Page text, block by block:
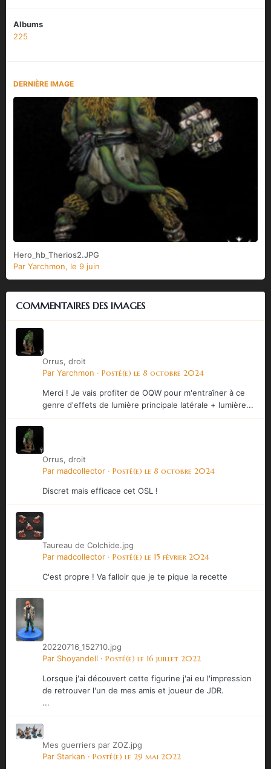
Albums
225
DERNIÈRE IMAGE
Hero_hb_Therios2.JPG
Par Yarchmon, le 9 juin
COMMENTAIRES DES IMAGES
Orrus, droit
Par Yarchmon · Posté(e) le 8 octobre 2024
Merci ! Je vais profiter de OQW pour m'entraîner à ce
genre d'effets de lumière principale latérale + lumière...
Orrus, droit
Par madcollector · Posté(e) le 8 octobre 2024
Discret mais efficace cet OSL !
Taureau de Colchide.jpg
Par madcollector · Posté(e) le 15 février 2024
C'est propre ! Va falloir que je te pique la recette
20220716_152710.jpg
Par Shoyandell · Posté(e) le 16 juillet 2022
Lorsque j'ai découvert cette figurine j'ai eu l'impression
de retrouver l'un de mes amis et joueur de JDR.
...
Mes guerriers par ZOZ.jpg
Par Starkan · Posté(e) le 29 mai 2022